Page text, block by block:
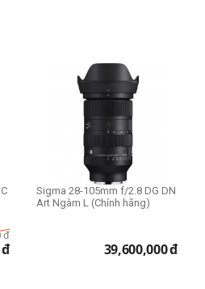
đ
đ
Sigma 28-105mm f/2.8 DG DN
Art Ngàm L (Chính hãng)
39,600,000đ